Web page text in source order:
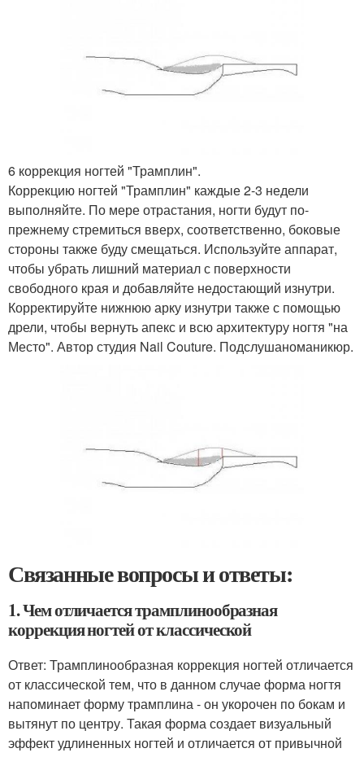
6 коррекция ногтей "Трамплин".
Коррекцию ногтей "Трамплин" каждые 2-3 недели
выполняйте. По мере отрастания, ногти будут по-
прежнему стремиться вверх, соответственно, боковые
стороны также буду смещаться. Используйте аппарат,
чтобы убрать лишний материал с поверхности
свободного края и добавляйте недостающий изнутри.
Корректируйте нижнюю арку изнутри также с помощью
дрели, чтобы вернуть апекс и всю архитектуру ногтя "на
Место". Автор студия Nail Couture. Подслушаноманикюр.
Связанные вопросы и ответы:
1. Чем отличается трамплинообразная
коррекция ногтей от классической
Ответ: Трамплинообразная коррекция ногтей отличается
от классической тем, что в данном случае форма ногтя
напоминает форму трамплина - он укорочен по бокам и
вытянут по центру. Такая форма создает визуальный
эффект удлиненных ногтей и отличается от привычной